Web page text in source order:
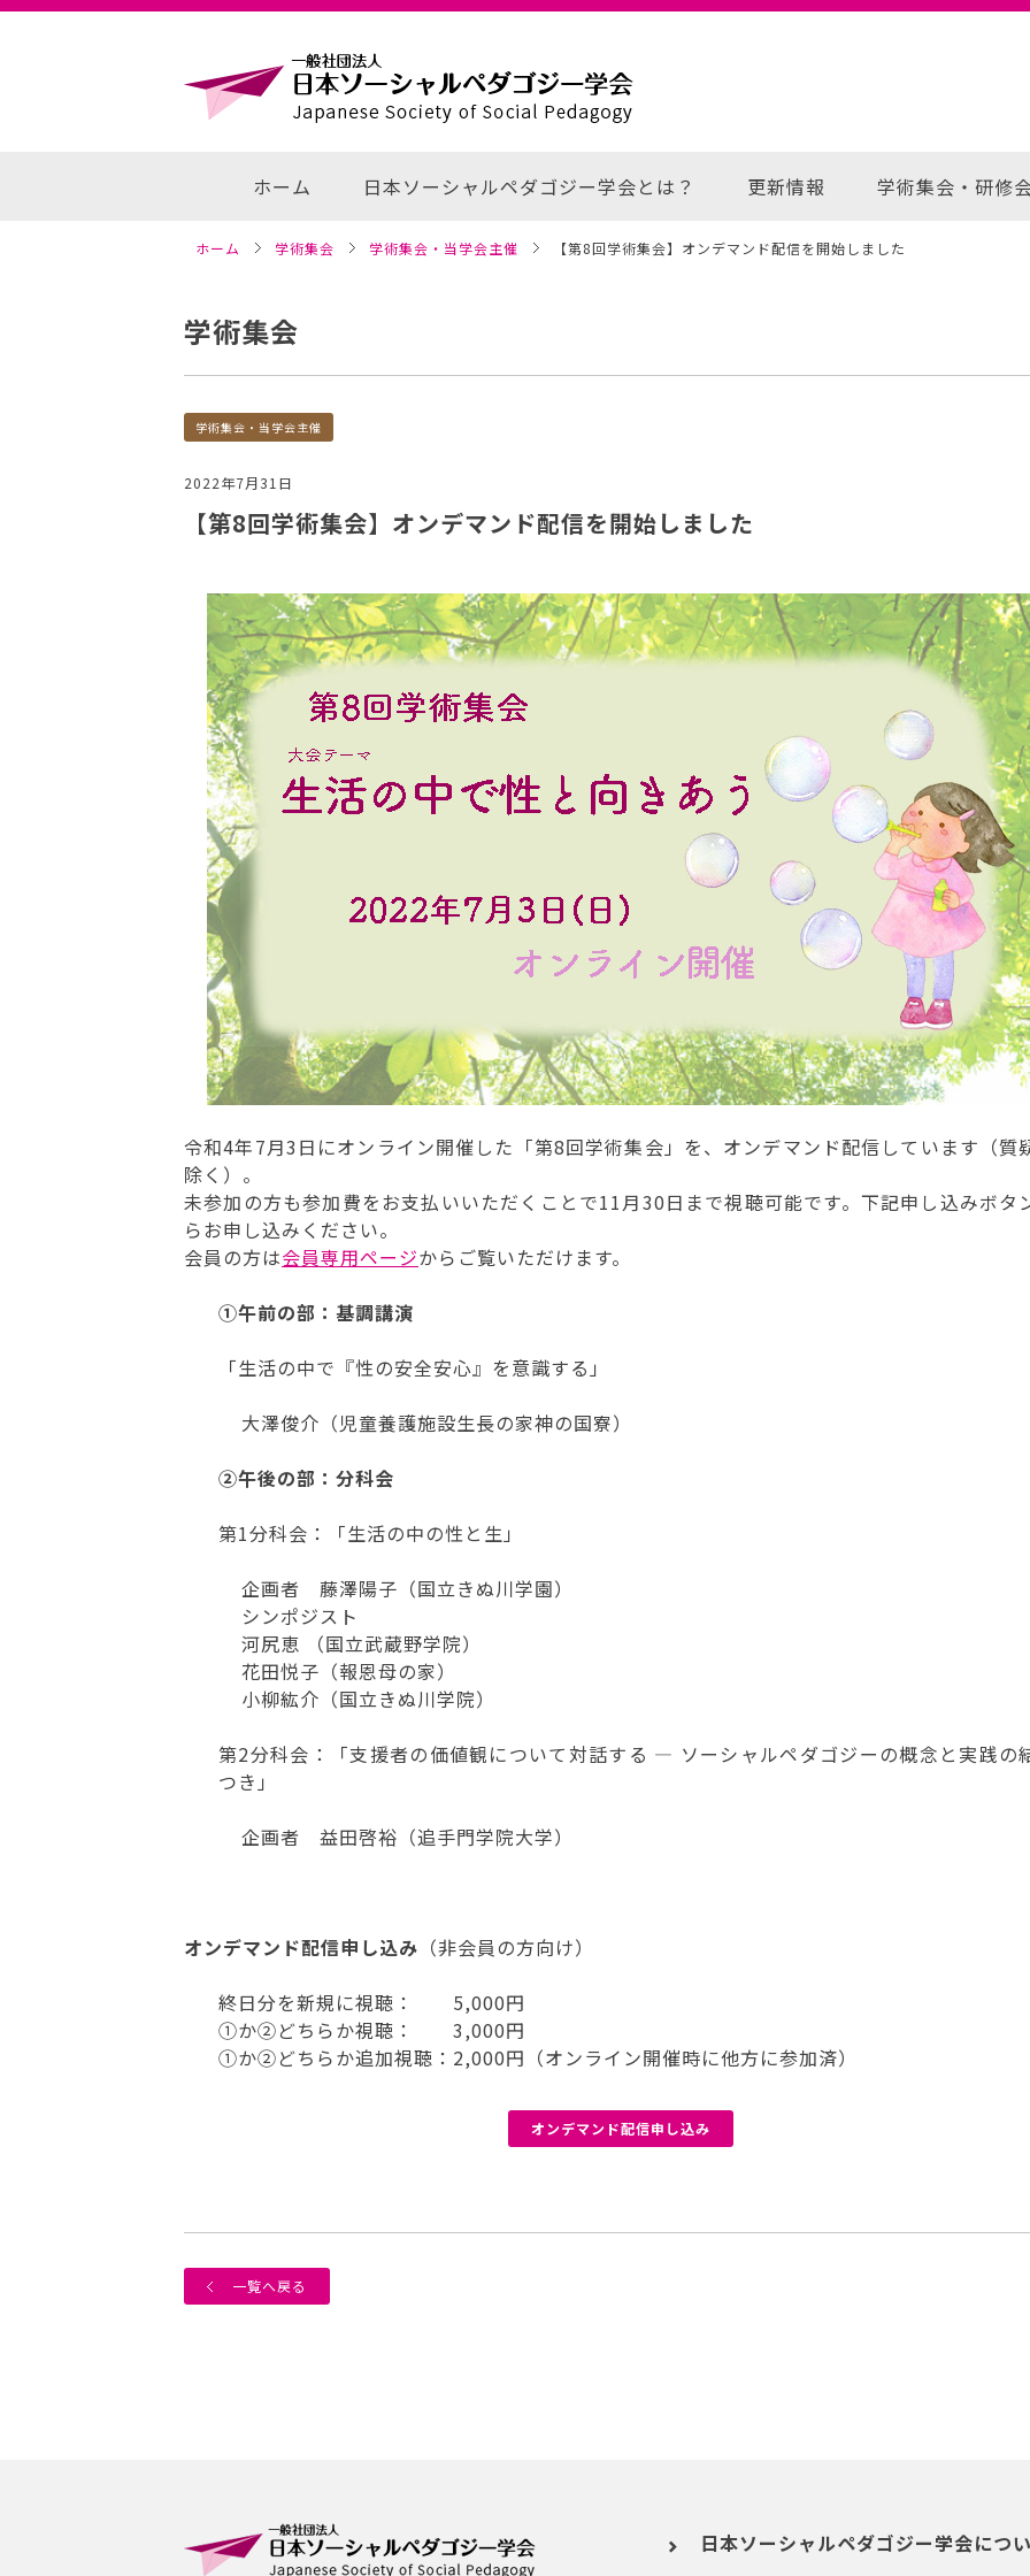
ホーム 日本ソーシャルペダゴジー学会とは？ 更新情報 学術集会・研修
ホーム 学術集会 学術集会・当学会主催 【第8回学術集会】オンデマンド配信を開始しました
学術集会
カテゴリー
学術集会・当学会主催
2022年7月31日
【第8回学術集会】オンデマンド配信を開始しました
令和4年7月3日にオンライン開催した「第8回学術集会」を、オンデマンド配信しています（質
除く）。
未参加の方も参加費をお支払いいただくことで11月30日まで視聴可能です。下記申し込みボタ
らお申し込みください。
会員の方は会員専用ページからご覧いただけます。
①午前の部：基調講演
「生活の中で『性の安全安心』を意識する」
大澤俊介（児童養護施設生長の家神の国寮）
②午後の部：分科会
第1分科会：「生活の中の性と生」
企画者 藤澤陽子（国立きぬ川学園）
シンポジスト
河尻恵 （国立武蔵野学院）
花田悦子（報恩母の家）
小柳紘介（国立きぬ川学院）
第2分科会：「支援者の価値観について対話する ― ソーシャルペダゴジーの概念と実践の
つき」
企画者 益田啓裕（追⼿⾨学院大学）
オンデマンド配信申し込み （非会員の方向け）
終日分を新規に視聴： 5,000円
①か②どちらか視聴： 3,000円
①か②どちらか追加視聴：2,000円（オンライン開催時に他方に参加済）
オンデマンド配信申し込み
一覧へ戻る
日本ソーシャルペダゴジー学会につ